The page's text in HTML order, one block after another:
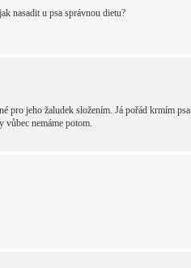
nasadit u psa správnou dietu?
pro jeho žaludek složením. Já pořád krmím psa
nemáme potom.